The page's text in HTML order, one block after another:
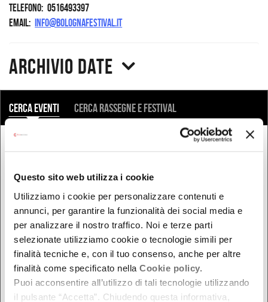
Questo sito web utilizza i cookie
Utilizziamo i cookie per personalizzare contenuti e
annunci, per garantire la funzionalità dei social media e
per analizzare il nostro traffico. Noi e terze parti
selezionate utilizziamo cookie o tecnologie simili per
finalità tecniche e, con il tuo consenso, anche per altre
finalità come specificato nella Cookie policy.
Puoi acconsentire all’utilizzo di tali tecnologie utilizzando
il pulsante “Accetta”. Chiudendo questa informativa,
Telefono 0516493397
Email info@bolognafestival.it
Archivio date
COSA
Cerca eventi Cerca rassegne e festival
Nel week-end
dal - al
DOVE
Bologna